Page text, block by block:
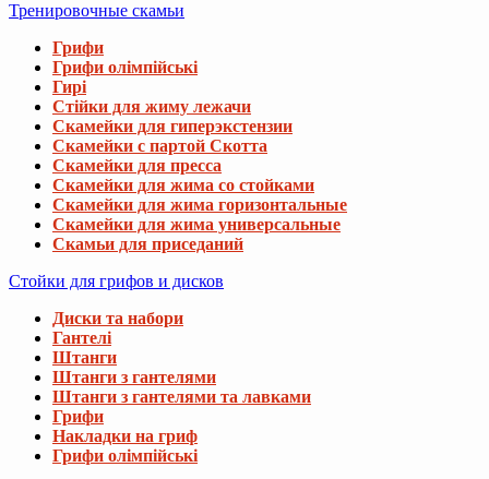
Тренировочные скамьи
Грифи
Грифи олімпійські
Гирі
Стійки для жиму лежачи
Скамейки для гиперэкстензии
Скамейки с партой Скотта
Скамейки для пресса
Скамейки для жима со стойками
Скамейки для жима горизонтальные
Скамейки для жима универсальные
Скамьи для приседаний
Стойки для грифов и дисков
Диски та набори
Гантелі
Штанги
Штанги з гантелями
Штанги з гантелями та лавками
Грифи
Накладки на гриф
Грифи олімпійські